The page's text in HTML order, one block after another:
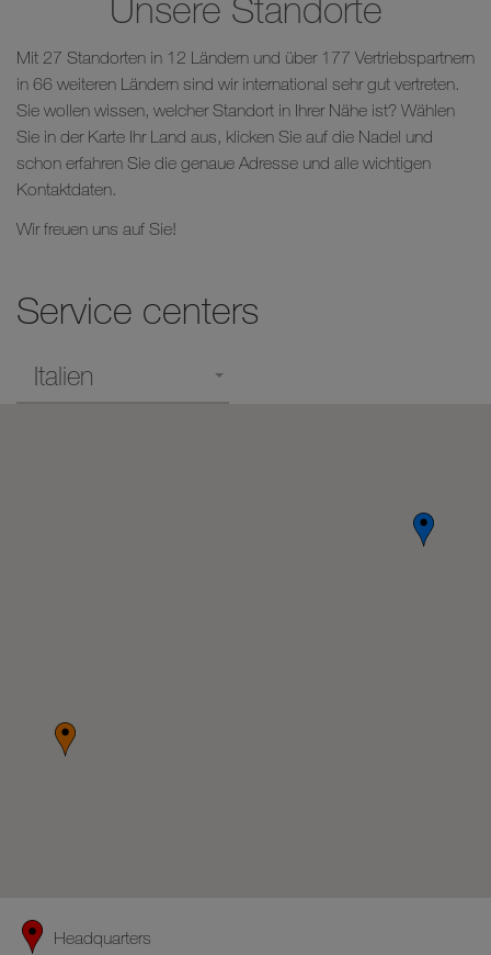
Unsere Standorte
Mit 27 Standorten in 12 Ländern und über 177 Vertriebspartnern
in 66 weiteren Ländern sind wir international sehr gut vertreten.
Sie wollen wissen, welcher Standort in Ihrer Nähe ist? Wählen
Sie in der Karte Ihr Land aus, klicken Sie auf die Nadel und
schon erfahren Sie die genaue Adresse und alle wichtigen
Kontaktdaten.
Wir freuen uns auf Sie!
Service centers
Headquarters